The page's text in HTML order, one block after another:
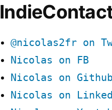
@nicolas2fr on
Nicolas on FB
Nicolas on Github
Nicolas on